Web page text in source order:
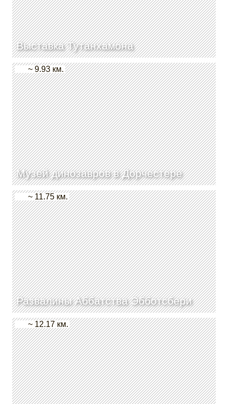
Выставка Тутанхамона
Музей динозавров в Дорчестере
~ 9.93 км.
Развалины Аббатства Эбботсбери
~ 11.75 км.
~ 12.17 км.